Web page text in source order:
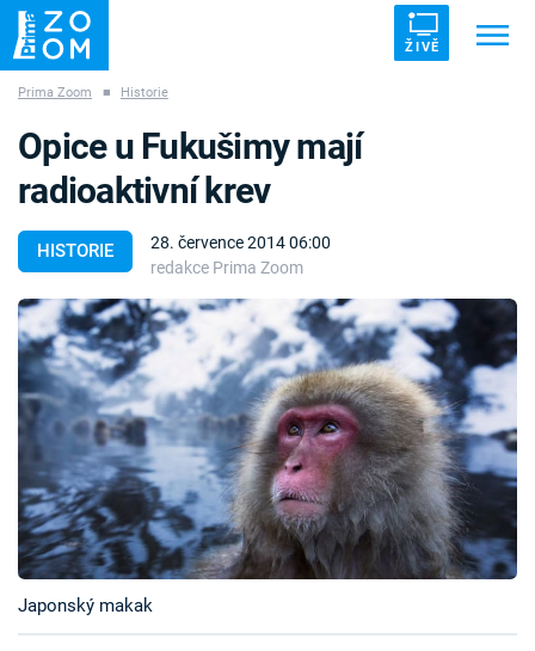
ŽIVĚ
ZÁHADY VETŘELCI DÁVNOVĚKU
Témata
Témata
Pořady
TV Program
Časopis
Sledujte prima+
Prima Zoom ■ Historie
HISTORIE
28. července 2014 06:00
redakce Prima Zoom
Opice u Fukušimy mají
radioaktivní krev
Japonský makak